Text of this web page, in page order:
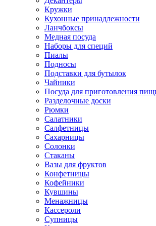
Кружки
Кухонные принадлежности
Ланчбоксы
Медная посуда
Наборы для специй
Пиалы
Подносы
Подставки для бутылок
Чайники
Посуда для приготовления
Разделочные доски
Рюмки
Салатники
Салфетницы
Сахарницы
Солонки
Стаканы
Вазы для фруктов
Конфетницы
Кофейники
Кувшины
Менажницы
Кассероли
Супницы